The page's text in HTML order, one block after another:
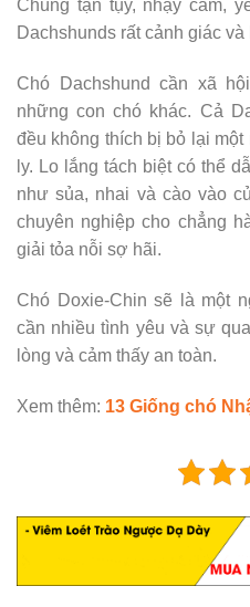
Chúng tận tụy, nhạy cảm,
Dachshunds rất cảnh giác
Chó Dachshund cần xã
những con chó khác. Cả
đều không thích bị bỏ lại
ly. Lo lắng tách biệt có thể
như sủa, nhai và cào vào
chuyên nghiệp cho chẳng
giải tỏa nỗi sợ hãi.
Chó Doxie-Chin sẽ là một
cần nhiều tình yêu và sự
lòng và cảm thấy an toàn.
Xem thêm: 13 Giống chó